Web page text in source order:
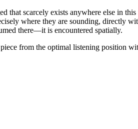
that scarcely exists anywhere else in
where they are sounding, directly
there—it is encountered spatially.
from the optimal listening position